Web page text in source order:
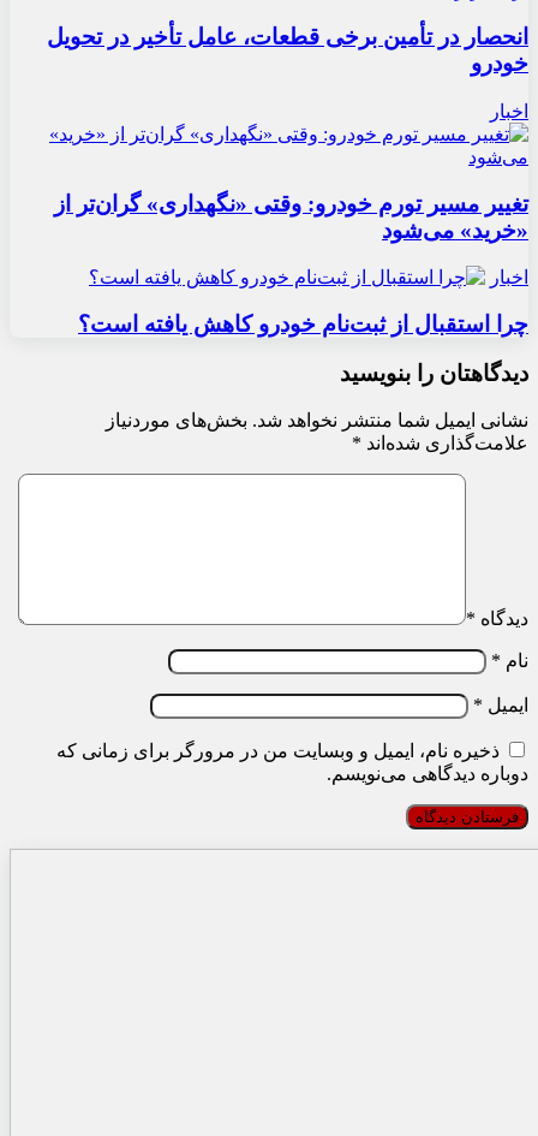
انحصار در تأمین برخی قطعات، عامل تأخیر در تحویل
خودرو
اخبار
تغییر مسیر تورم خودرو: وقتی «نگهداری» گران‌تر از
«خرید» می‌شود
اخبار
چرا استقبال از ثبت‌نام خودرو کاهش یافته است؟
دیدگاهتان را بنویسید
نشانی ایمیل شما منتشر نخواهد شد. بخش‌های موردنیاز
علامت‌گذاری شده‌اند *
دیدگاه *
نام *
ایمیل *
ذخیره نام، ایمیل و وبسایت من در مرورگر برای زمانی که
دوباره دیدگاهی می‌نویسم.